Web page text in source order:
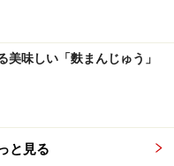
美味しい「麩まんじゅう」
と見る